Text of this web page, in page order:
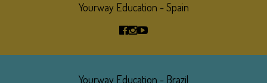
Yourway Education - Spain
Yourway Education - Brazil